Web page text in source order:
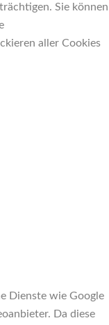
Sie können
aller Cookies
Dienste wie Google
Da diese